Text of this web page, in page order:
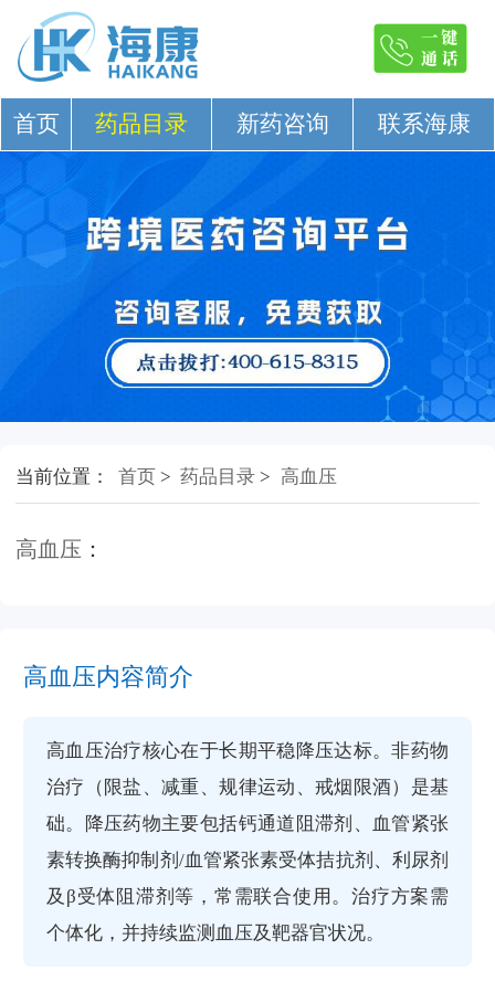
首页 药品目录 新药咨询 联系海康
当前位置： 首页 > 药品目录 > 高血压
高血压 ：
高血压内容简介
高血压治疗核心在于长期平稳降压达标。非药物
治疗（限盐、减重、规律运动、戒烟限酒）是基
础。降压药物主要包括钙通道阻滞剂、血管紧张
素转换酶抑制剂/血管紧张素受体拮抗剂、利尿剂
及β受体阻滞剂等，常需联合使用。治疗方案需
个体化，并持续监测血压及靶器官状况。